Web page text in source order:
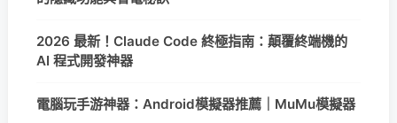
2026 最新！Claude Code 終極指南：顛覆終端機的
AI 程式開發神器
電腦玩手游神器：Android模擬器推薦｜MuMu模擬器